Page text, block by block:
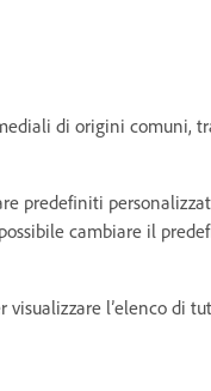
di origini comuni,
predefiniti
cambiare il
visualizzare l’elenco di